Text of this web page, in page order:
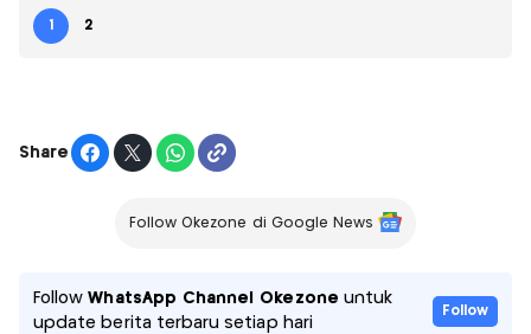
1 2
Share
Follow Okezone di Google News
FollowWhatsApp Channel Okezone untuk
update berita terbaru setiap hari
Follow